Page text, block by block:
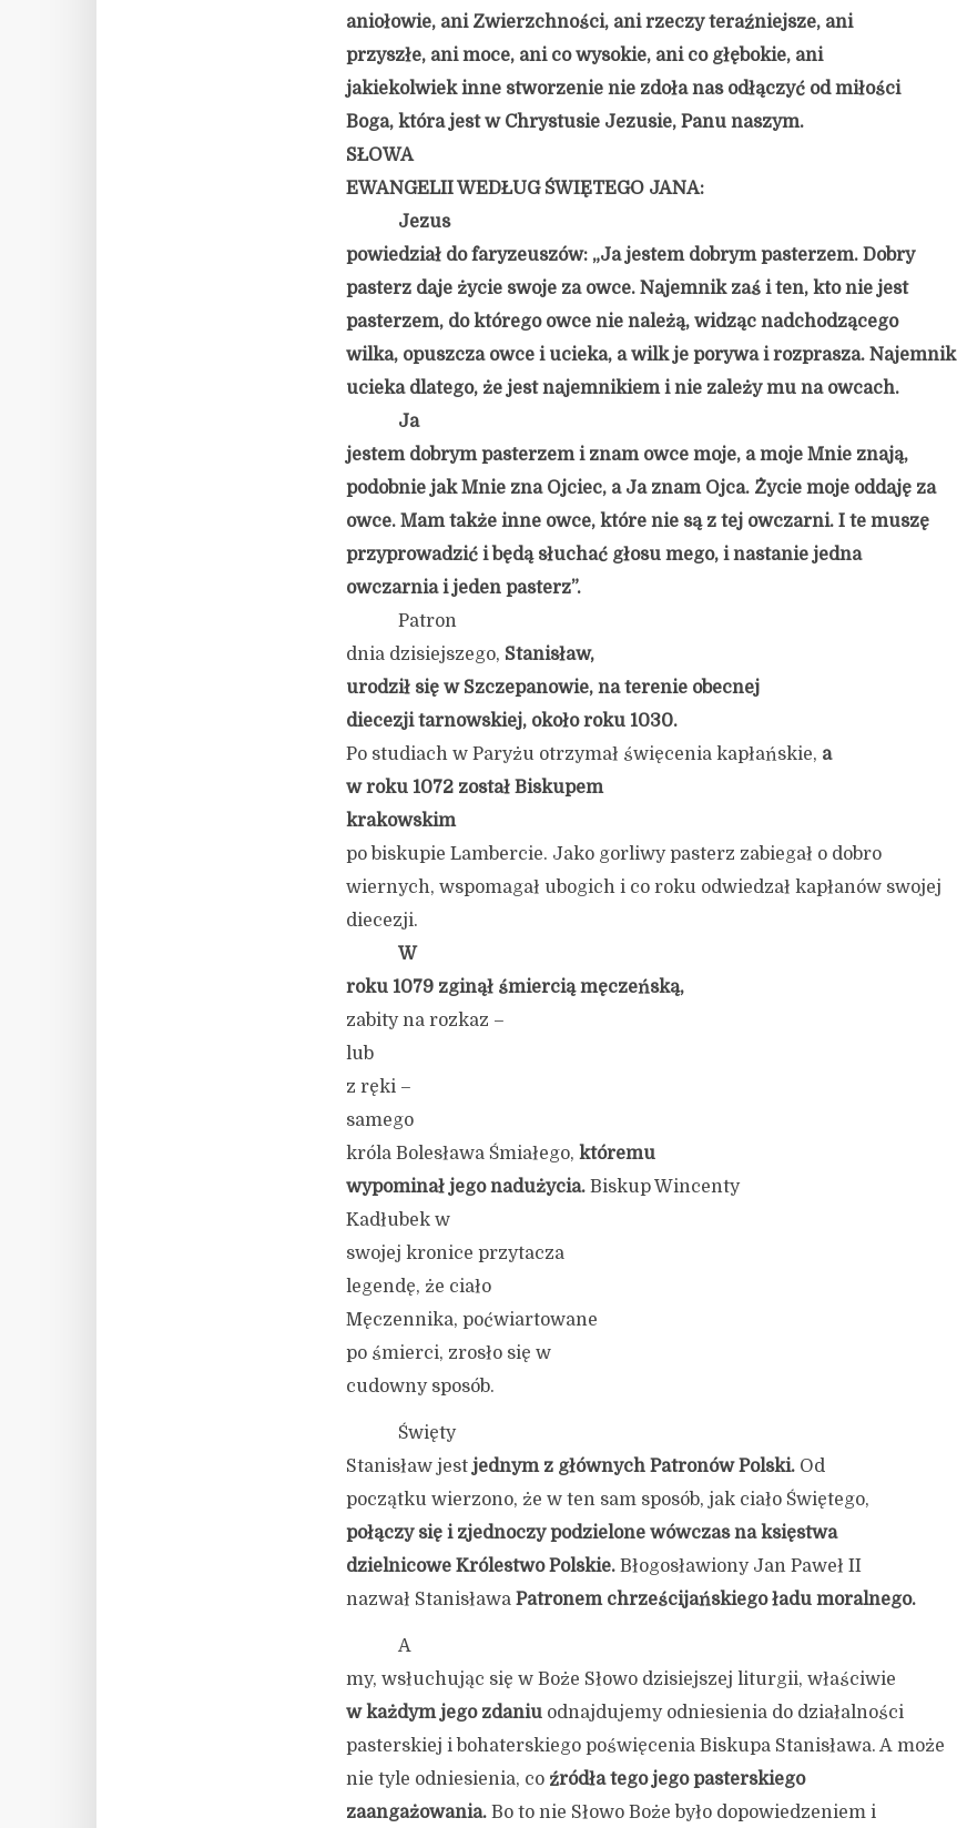
aniołowie, ani Zwierzchności, ani rzeczy teraźniejsze, ani
przyszłe, ani moce, ani co wysokie, ani co głębokie, ani
jakiekolwiek inne stworzenie nie zdoła nas odłączyć od miłości
Boga, która jest w Chrystusie Jezusie, Panu naszym.
SŁOWA
EWANGELII WEDŁUG ŚWIĘTEGO JANA:
Jezus
powiedział do faryzeuszów: „Ja jestem dobrym pasterzem. Dobry
pasterz daje życie swoje za owce. Najemnik zaś i ten, kto nie jest
pasterzem, do którego owce nie należą, widząc nadchodzącego
wilka, opuszcza owce i ucieka, a wilk je porywa i rozprasza. Najemnik
ucieka dlatego, że jest najemnikiem i nie zależy mu na owcach.
Ja
jestem dobrym pasterzem i znam owce moje, a moje Mnie znają,
podobnie jak Mnie zna Ojciec, a Ja znam Ojca. Życie moje oddaję za
owce. Mam także inne owce, które nie są z tej owczarni. I te muszę
przyprowadzić i będą słuchać głosu mego, i nastanie jedna
owczarnia i jeden pasterz”.
Patron
dnia dzisiejszego, Stanisław,
urodził się w Szczepanowie, na terenie obecnej
diecezji tarnowskiej, około roku 1030.
Po studiach w Paryżu otrzymał święcenia kapłańskie, a
w roku 1072 został Biskupem
krakowskim
po biskupie Lambercie. Jako gorliwy pasterz zabiegał o dobro
wiernych, wspomagał ubogich i co roku odwiedzał kapłanów swojej
diecezji.
W
roku 1079 zginął śmiercią męczeńską,
zabity na rozkaz –
lub
z ręki –
samego
króla Bolesława Śmiałego, któremu
wypominał jego nadużycia. Biskup Wincenty
Kadłubek w
swojej kronice przytacza
legendę, że ciało
Męczennika, poćwiartowane
po śmierci, zrosło się w
cudowny sposób.
Święty
Stanisław jest jednym z głównych Patronów Polski. Od
początku wierzono, że w ten sam sposób, jak ciało Świętego,
połączy się i zjednoczy podzielone wówczas na księstwa
dzielnicowe Królestwo Polskie. Błogosławiony Jan Paweł II
nazwał Stanisława Patronem chrześcijańskiego ładu moralnego.
A
my, wsłuchując się w Boże Słowo dzisiejszej liturgii, właściwie
w każdym jego zdaniu odnajdujemy odniesienia do działalności
pasterskiej i bohaterskiego poświęcenia Biskupa Stanisława. A może
nie tyle odniesienia, co źródła tego jego pasterskiego
zaangażowania. Bo to nie Słowo Boże było dopowiedzeniem i